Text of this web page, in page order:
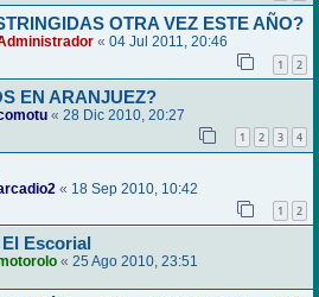
OTRA VEZ ESTE AÑO?
« 04 Jul 2011, 20:46
1 2
EN ARANJUEZ?
« 28 Dic 2010, 20:27
1 2 3 4
« 18 Sep 2010, 10:42
1 2
Escorial
« 25 Ago 2010, 23:51